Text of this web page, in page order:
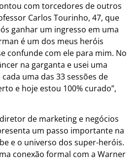
com torcedores de outros
Carlos Tourinho, 47, que
ganhar um ingresso em uma
é um dos meus heróis
confunde com ele para mim. No
na garganta e usei uma
uma das 33 sessões de
e hoje estou 100% curado”,
de marketing e negócios
um passo importante na
e o universo dos super-heróis.
conexão formal com a Warner